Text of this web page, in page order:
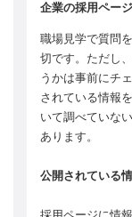
企業の採用ペー
職場見学で質問
切です。ただし
うかは事前にチ
されている情報
いて調べていな
あります。
公開されている